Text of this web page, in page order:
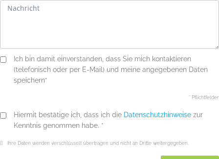
Ich bin damit einverstanden, dass Sie mich kontaktieren
(telefonisch oder per E-Mail) und meine angegebenen Daten
speichern*
* Pflichtfelder
Hiermit bestätige ich, dass ich die Datenschutzhinweise zur
Kenntnis genommen habe. *
Ihre Daten werden verschlüsselt übertragen und nicht an Dritte weitergegeben.